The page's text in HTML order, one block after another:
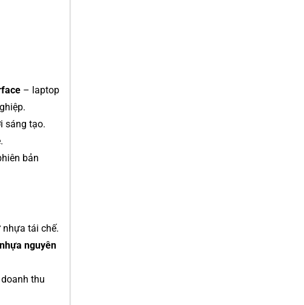
– laptop
sáng tạo.
bản
nhựa tái chế.
nguyên
thu